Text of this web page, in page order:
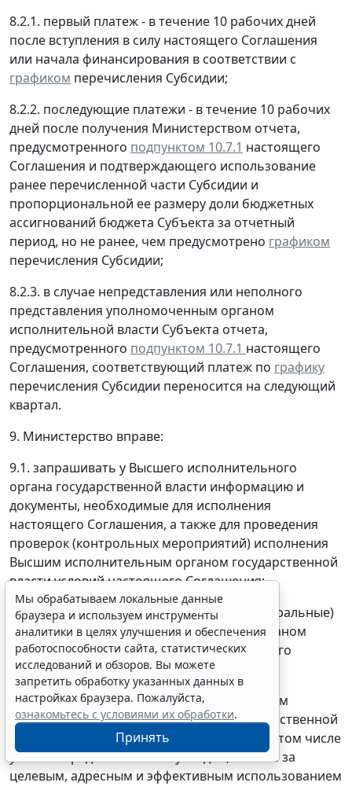
8.2.1. первый платеж - в течение 10 рабочих дней
после вступления в силу настоящего Соглашения
или начала финансирования в соответствии с
графиком перечисления Субсидии;
8.2.2. последующие платежи - в течение 10 рабочих
дней после получения Министерством отчета,
предусмотренного подпунктом 10.7.1 настоящего
Соглашения и подтверждающего использование
ранее перечисленной части Субсидии и
пропорциональной ее размеру доли бюджетных
ассигнований бюджета Субъекта за отчетный
период, но не ранее, чем предусмотрено графиком
перечисления Субсидии;
8.2.3. в случае непредставления или неполного
представления уполномоченным органом
исполнительной власти Субъекта отчета,
предусмотренного подпунктом 10.7.1 настоящего
Соглашения, соответствующий платеж по графику
перечисления Субсидии переносится на следующий
квартал.
9. Министерство вправе:
9.1. запрашивать у Высшего исполнительного
органа государственной власти информацию и
документы, необходимые для исполнения
настоящего Соглашения, а также для проведения
проверок (контрольных мероприятий) исполнения
Высшим исполнительным органом государственной
власти условий настоящего Соглашения;
9.2. проводить проверки (выездные и камеральные)
исполнения Высшим исполнительным органом
государственной власти условий настоящего
Соглашения;
9.3. осуществлять контроль за выполнением
Высшим исполнительным органом государственной
власти условий настоящего Соглашения, в том числе
условий предоставления Субсидии, а также за
целевым, адресным и эффективным использованием
Мы обрабатываем локальные данные
браузера и используем инструменты
аналитики в целях улучшения и обеспечения
работоспособности сайта, статистических
исследований и обзоров. Вы можете
запретить обработку указанных данных в
настройках браузера. Пожалуйста,
ознакомьтесь с условиями их обработки.
Принять